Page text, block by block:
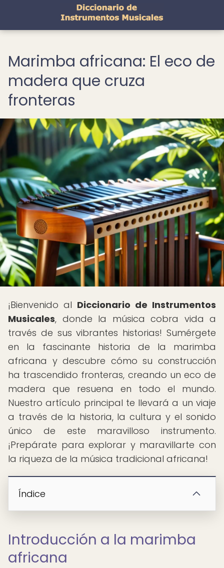
Marimba africana: El eco de
madera que cruza
fronteras
¡Bienvenido al Diccionario de Instrumentos
Musicales, donde la música cobra vida a
través de sus vibrantes historias! Sumérgete
en la fascinante historia de la marimba
africana y descubre cómo su construcción
ha trascendido fronteras, creando un eco de
madera que resuena en todo el mundo.
Nuestro artículo principal te llevará a un viaje
a través de la historia, la cultura y el sonido
único de este maravilloso instrumento.
¡Prepárate para explorar y maravillarte con
la riqueza de la música tradicional africana!
Índice
Introducción a la marimba
africana